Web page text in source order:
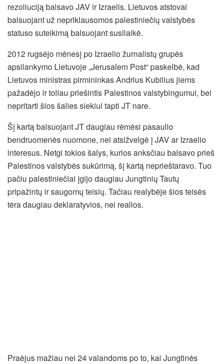
rezoliuciją balsavo JAV ir Izraelis. Lietuvos atstovai
balsuojant už nepriklausomos palestiniečių valstybės
statuso suteikimą balsuojant susilaikė.
2012 rugsėjo mėnesį po Izraelio žurnalistų grupės
apsilankymo Lietuvoje „Jerusalem Post“ paskelbė, kad
Lietuvos ministras pirmininkas Andrius Kubilius jiems
pažadėjo ir toliau priešintis Palestinos valstybingumui, bei
nepritarti šios šalies siekiui tapti JT nare.
Šį kartą balsuojant JT daugiau rėmėsi pasaulio
bendruomenės nuomone, nei atsižvelgė į JAV ar Izraelio
interesus. Netgi tokios šalys, kurios anksčiau balsavo prieš
Palestinos valstybės sukūrimą, šį kartą neprieštaravo. Tuo
pačiu palestiniečiai įgijo daugiau Jungtinių Tautų
pripažintų ir saugomų teisių. Tačiau realybėje šios teisės
tėra daugiau deklaratyvios, nei realios.
Praėjus mažiau nei 24 valandoms po to, kai Jungtinės